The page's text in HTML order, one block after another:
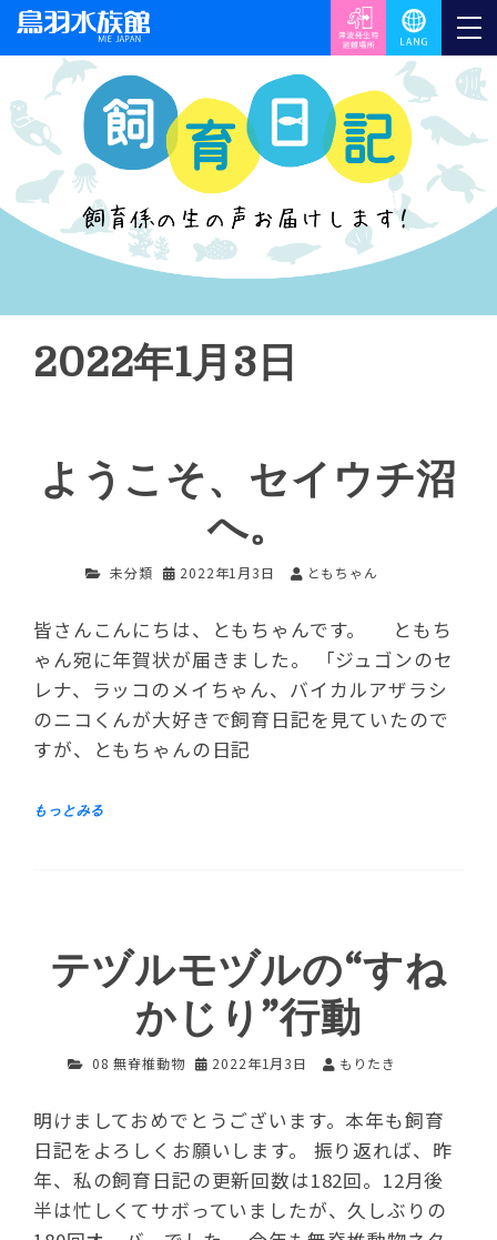
2022年1月3日
ようこそ、セイウチ沼
へ。
未分類 2022年1月3日 ともちゃん
皆さんこんにちは、ともちゃんです。 ともち
ゃん宛に年賀状が届きました。 「ジュゴンのセ
レナ、ラッコのメイちゃん、バイカルアザラシ
のニコくんが大好きで飼育日記を見ていたので
すが、ともちゃんの日記
テヅルモヅルの“すね
かじり”行動
08 無脊椎動物 2022年1月3日 もりたき
明けましておめでとうございます。本年も飼育
日記をよろしくお願いします。 振り返れば、昨
年、私の飼育日記の更新回数は182回。12月後
半は忙しくてサボっていましたが、久しぶりの